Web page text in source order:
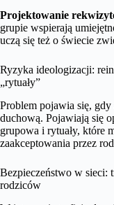
Projektowanie
grupie wspierają
uczą się też o świecie
Ryzyka ideologizacji:
„rytuały”
Problem pojawia się, gdy
duchową. Pojawiają się
grupowa i rytuały, które
zaakceptowania przez
Bezpieczeństwo w sieci:
rodziców